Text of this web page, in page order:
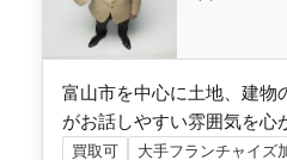
富山市を中心に土地、建物
がお話しやすい雰囲気を心
買取可 大手フランチャイズ